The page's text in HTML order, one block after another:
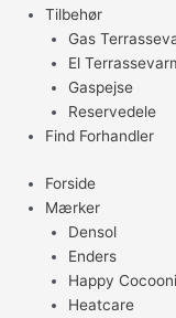
Tilbehør
Gas
El
Gaspejse
Reservedele
Find Forhandler
Forside
Mærker
Densol
Enders
Happy
Heatcare